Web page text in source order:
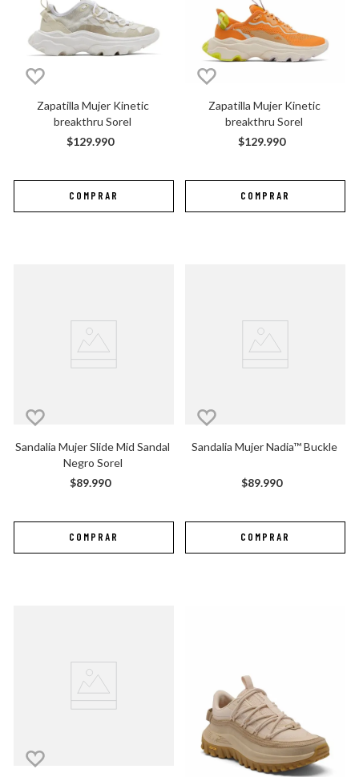
Zapatilla Mujer Kinetic
breakthru Sorel
$129.990
Zapatilla Mujer Kinetic
breakthru Sorel
$129.990
Sandalia Mujer Slide Mid Sandal
Negro Sorel
$89.990
Sandalia Mujer Nadia™ Buckle
$89.990